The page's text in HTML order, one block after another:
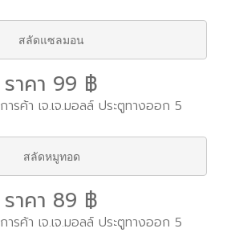
สลัดแซลมอน
ราคา 99 ฿
ค้า เจ.เจ.มอลล์ ประตูทางออก 5
สลัดหมูทอด
ราคา 89 ฿
ค้า เจ.เจ.มอลล์ ประตูทางออก 5